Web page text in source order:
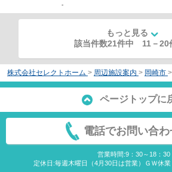
-
もっと見る
該当件数21件中 11 －20
株式会社セレクトホーム > 周辺施設案内 > 岡崎市 >
ページトップに
電話でお問い合
営業時間:9：30～18：30
定休日:毎週木曜日（4月30日は営業）ＧＷ休業